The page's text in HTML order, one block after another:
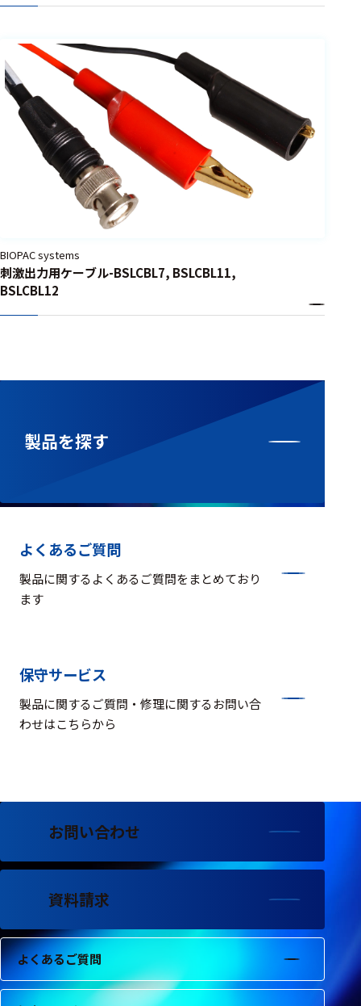
BIOPAC systems
刺激出力用ケーブル-BSLCBL7, BSLCBL11,
BSLCBL12
製品を探す
よくあるご質問
製品に関するよくあるご質問をまとめており
ます
保守サービス
製品に関するご質問・修理に関するお問い合
わせはこちらから
お問い合わせ
資料請求
よくあるご質問